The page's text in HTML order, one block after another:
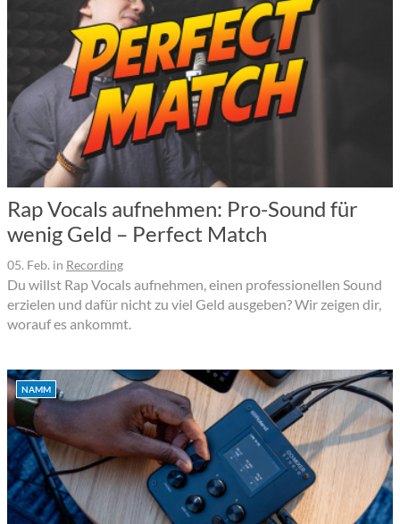
Rap Vocals aufnehmen: Pro-Sound für
wenig Geld – Perfect Match
05. Feb. in Recording
Du willst Rap Vocals aufnehmen, einen professionellen Sound
erzielen und dafür nicht zu viel Geld ausgeben? Wir zeigen dir,
worauf es ankommt.
NAMM